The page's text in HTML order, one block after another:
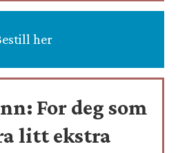
her
For deg som
litt ekstra